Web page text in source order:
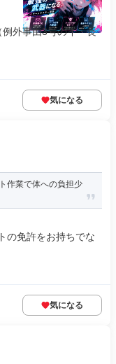
外事由3号のイ・長
気になる
作業で体への負担少
の免許をお持ちでな
気になる